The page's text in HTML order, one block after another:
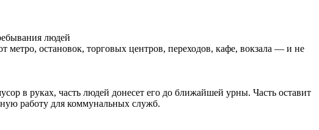
людей
остановок, торговых центров, переходов, кафе, вокзала — и не
в руках, часть людей донесет его до ближайшей урны. Часть оставит
работу для коммунальных служб.